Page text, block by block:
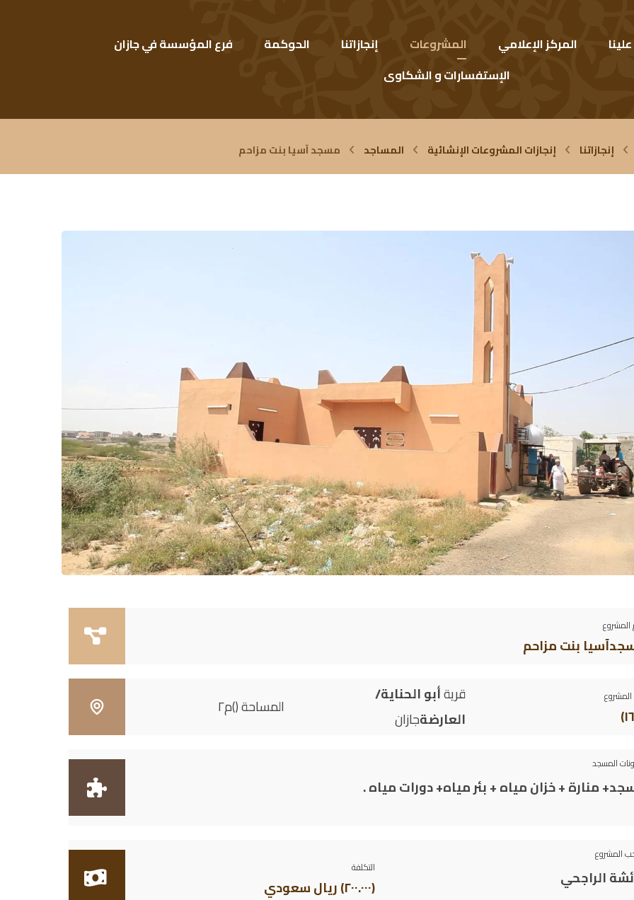
المركز الإعلامي المشروعات إنجازاتنا الحوكمة
فرع المؤسسة في جازان
الإستفسارات و الشكاوى
إنجازاتنا إنجازات المشروعات الإنشائية المساجد مسجد آسيا بنت مزاحم
بنت مزاحم
قريةأبو الحناية/
العارضةجازان
المساحة ()م٢
المسجد
منارة + خزان مياه + بئر مياه+ دورات مياه .
المشروع
الراجحي التكلفة
(٢٠٠.٠٠٠) ريال سعودي